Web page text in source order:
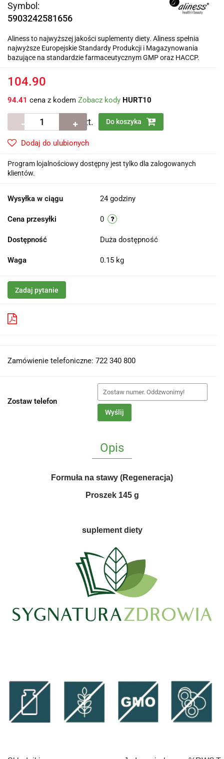
Symbol:
5903242581656
Aliness to najwyższej jakości suplementy diety. Aliness spełnia
najwyższe Europejskie Standardy Produkcji i Magazynowania
bazujące na standardzie farmaceutycznym GMP oraz HACCP.
104.90
94.41 cena z kodem Zobacz kody HURT10
szt. Do koszyka
Dodaj do ulubionych
Program lojalnościowy dostępny jest tylko dla zalogowanych
klientów.
Wysyłka w ciągu 24 godziny
Cena przesyłki 0
Dostępność Duża dostępność
Waga 0.15 kg
Zadaj pytanie
Zamówienie telefoniczne: 722 340 800
Zostaw telefon
Wyślij
Opis
Formuła na stawy (Regeneracja)
Proszek 145 g
suplement diety